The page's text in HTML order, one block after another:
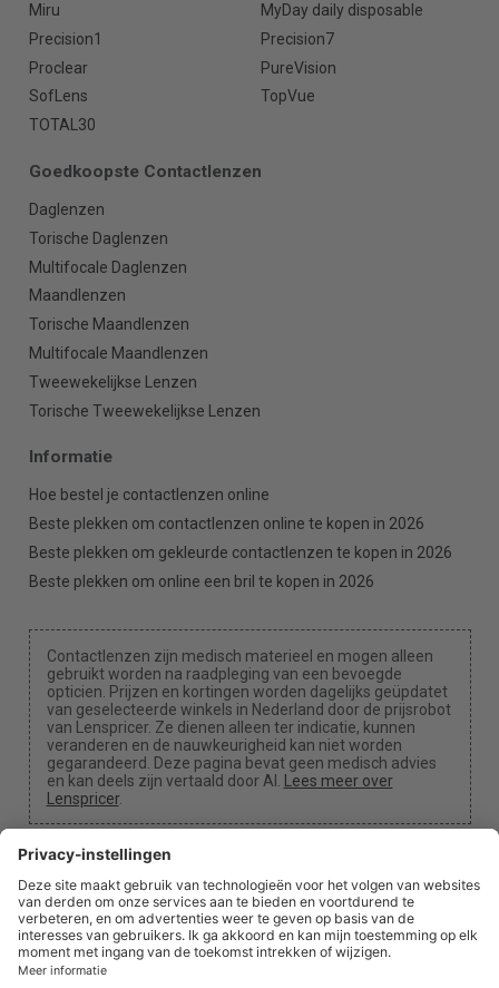
Miru
MyDay daily disposable
Precision1
Precision7
Proclear
PureVision
SofLens
TopVue
TOTAL30
Goedkoopste Contactlenzen
Daglenzen
Torische Daglenzen
Multifocale Daglenzen
Maandlenzen
Torische Maandlenzen
Multifocale Maandlenzen
Tweewekelijkse Lenzen
Torische Tweewekelijkse Lenzen
Informatie
Hoe bestel je contactlenzen online
Beste plekken om contactlenzen online te kopen in 2026
Beste plekken om gekleurde contactlenzen te kopen in 2026
Beste plekken om online een bril te kopen in 2026
Contactlenzen zijn medisch materieel en mogen alleen
gebruikt worden na raadpleging van een bevoegde
opticien. Prijzen en kortingen worden dagelijks geüpdatet
van geselecteerde winkels in Nederland door de prijsrobot
van Lenspricer. Ze dienen alleen ter indicatie, kunnen
veranderen en de nauwkeurigheid kan niet worden
gegarandeerd. Deze pagina bevat geen medisch advies
en kan deels zijn vertaald door AI. Lees meer over
Lenspricer.
Cookie-instellingen
We kunnen een commissie ontvangen als je een van